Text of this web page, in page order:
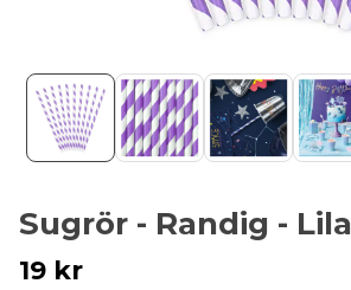
Sugrör - Randig - Lila
19 kr